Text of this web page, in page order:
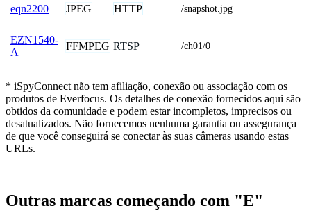
eqn2200 JPEG HTTP /snapshot.jpg
EZN1540-
A
FFMPEG RTSP /ch01/0
* iSpyConnect não tem afiliação, conexão ou associação com os
produtos de Everfocus. Os detalhes de conexão fornecidos aqui são
obtidos da comunidade e podem estar incompletos, imprecisos ou
desatualizados. Não fornecemos nenhuma garantia ou assegurança
de que você conseguirá se conectar às suas câmeras usando estas
URLs.
Outras marcas começando com "E"